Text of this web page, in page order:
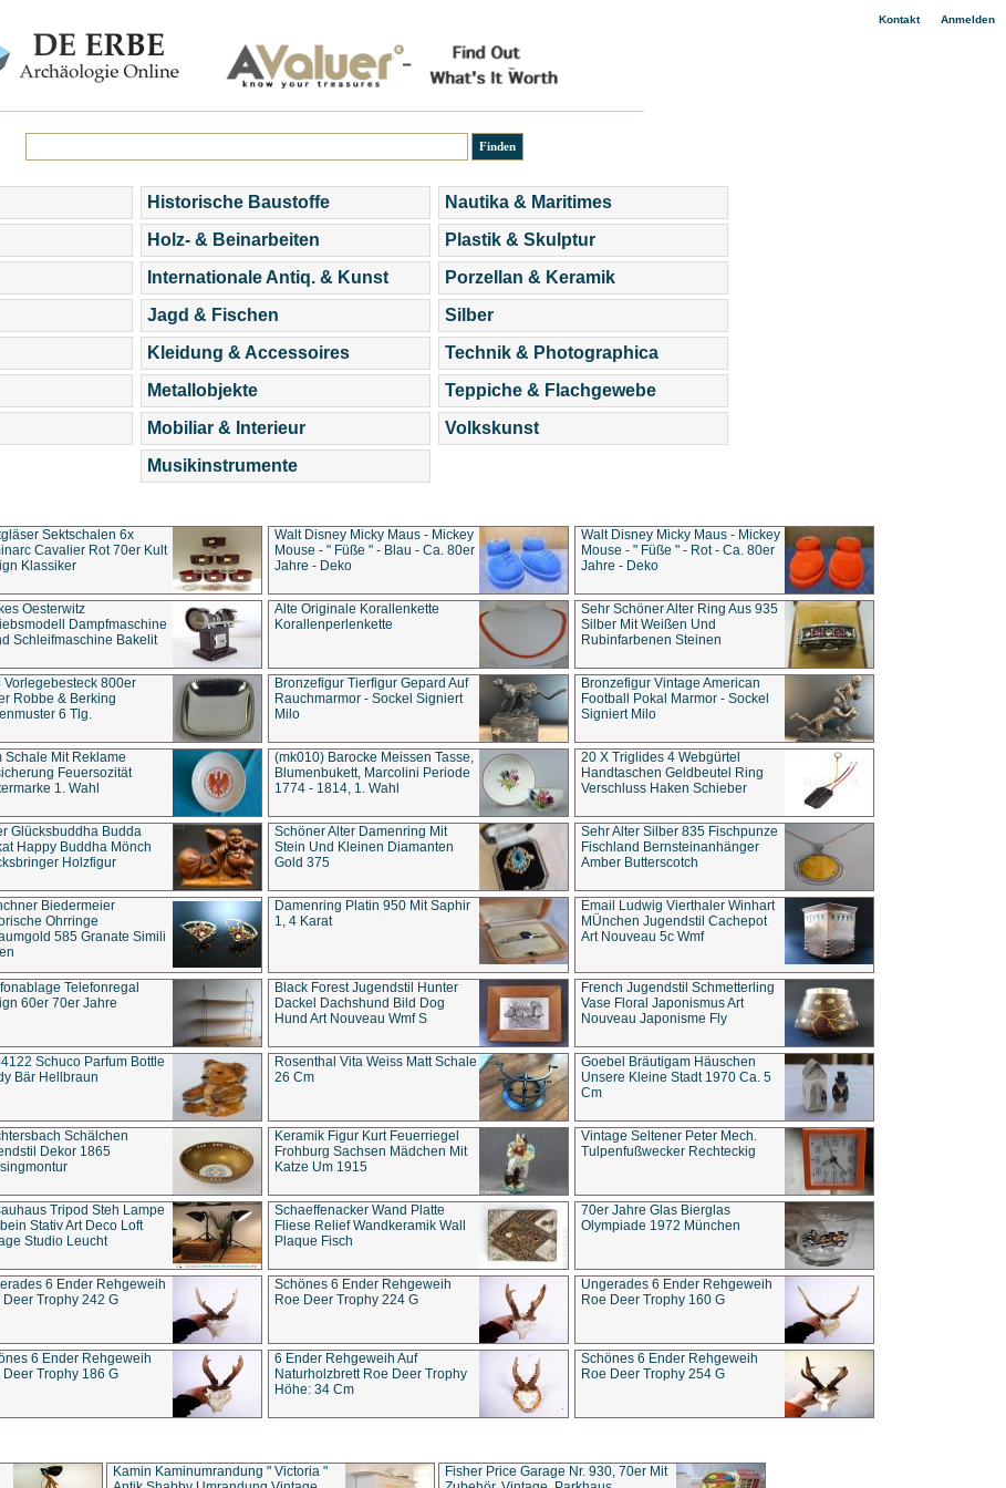
Kontakt| Anmelden
Historische Baustoffe
Holz- & Beinarbeiten
Internationale Antiq. & Kunst
Jagd & Fischen
Kleidung & Accessoires
Metallobjekte
Mobiliar & Interieur
Musikinstrumente
Nautika & Maritimes
Plastik & Skulptur
Porzellan & Keramik
Silber
Technik & Photographica
Teppiche & Flachgewebe
Volkskunst
Sektschalen 6x
Cavalier Rot 70er Kult
Klassiker
Walt Disney Micky Maus - Mickey
Mouse - " Füße " - Blau - Ca. 80er
Jahre - Deko
Walt Disney Micky Maus - Mickey
Mouse - " Füße " - Rot - Ca. 80er
Jahre - Deko
Oesterwitz
Dampfmaschine
Schleifmaschine Bakelit
Alte Originale Korallenkette
Korallenperlenkette
Sehr Schöner Alter Ring Aus 935
Silber Mit Weißen Und
Rubinfarbenen Steinen
Vorlegebesteck 800er
Robbe & Berking
6 Tlg.
Bronzefigur Tierfigur Gepard Auf
Rauchmarmor - Sockel Signiert
Milo
Bronzefigur Vintage American
Football Pokal Marmor - Sockel
Signiert Milo
Schale Mit Reklame
Feuersozität
1. Wahl
(mk010) Barocke Meissen Tasse,
Blumenbukett, Marcolini Periode
1774 - 1814, 1. Wahl
20 X Triglides 4 Webgürtel
Handtaschen Geldbeutel Ring
Verschluss Haken Schieber
Glücksbuddha Budda
Happy Buddha Mönch
Holzfigur
Schöner Alter Damenring Mit
Stein Und Kleinen Diamanten
Gold 375
Sehr Alter Silber 835 Fischpunze
Fischland Bernsteinanhänger
Amber Butterscotch
Biedermeier
Ohrringe
585 Granate Simili
Damenring Platin 950 Mit Saphir
1, 4 Karat
Email Ludwig Vierthaler Winhart
MÜnchen Jugendstil Cachepot
Art Nouveau 5c Wmf
Telefonregal
60er 70er Jahre
Black Forest Jugendstil Hunter
Dackel Dachshund Bild Dog
Hund Art Nouveau Wmf S
French Jugendstil Schmetterling
Vase Floral Japonismus Art
Nouveau Japonisme Fly
Schuco Parfum Bottle
Bär Hellbraun
Rosenthal Vita Weiss Matt Schale
26 Cm
Goebel Bräutigam Häuschen
Unsere Kleine Stadt 1970 Ca. 5
Cm
Schälchen
Dekor 1865
Keramik Figur Kurt Feuerriegel
Frohburg Sachsen Mädchen Mit
Katze Um 1915
Vintage Seltener Peter Mech.
Tulpenfußwecker Rechteckig
Tripod Steh Lampe
Stativ Art Deco Loft
Studio Leucht
Schaeffenacker Wand Platte
Fliese Relief Wandkeramik Wall
Plaque Fisch
70er Jahre Glas Bierglas
Olympiade 1972 München
6 Ender Rehgeweih
Deer Trophy 242 G
Schönes 6 Ender Rehgeweih
Roe Deer Trophy 224 G
Ungerades 6 Ender Rehgeweih
Roe Deer Trophy 160 G
6 Ender Rehgeweih
Deer Trophy 186 G
6 Ender Rehgeweih Auf
Naturholzbrett Roe Deer Trophy
Höhe: 34 Cm
Schönes 6 Ender Rehgeweih
Roe Deer Trophy 254 G
Kamin Kaminumrandung " Victoria "
Fisher Price Garage Nr. 930, 70er Mit